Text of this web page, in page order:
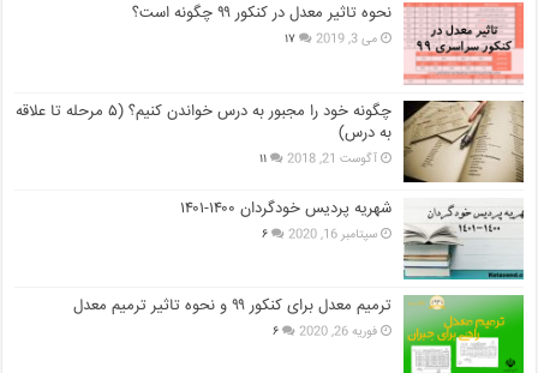
نحوه تاثیر معدل در کنکور ۹۹ چگونه است؟
می 3, 2019 ۱۷
چگونه خود را مجبور به درس خواندن کنیم؟ (۵ مرحله تا علاقه
به درس)
آگوست 21, 2018 ۱۱
شهریه پردیس خودگردان ۱۴۰۰-۱۴۰۱
سپتامبر 16, 2020 ۶
ترمیم معدل برای کنکور ۹۹ و نحوه تاثیر ترمیم معدل
فوریه 26, 2020 ۶